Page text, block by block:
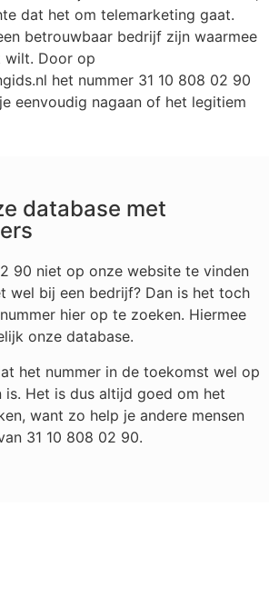
dat het om telemarketing gaat.
betrouwbaar bedrijf zijn waarmee
wilt. Door op
het nummer 31 10 808 02 90
eenvoudig nagaan of het legitiem
database met
90 niet op onze website te vinden
wel bij een bedrijf? Dan is het toch
hier op te zoeken. Hiermee
onze database.
het nummer in de toekomst wel op
is. Het is dus altijd goed om het
want zo help je andere mensen
31 10 808 02 90.